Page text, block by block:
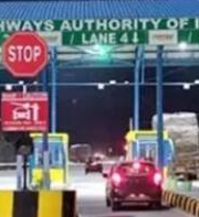
కేంద్ర
ఆధారితంగా
దినోత్సవం